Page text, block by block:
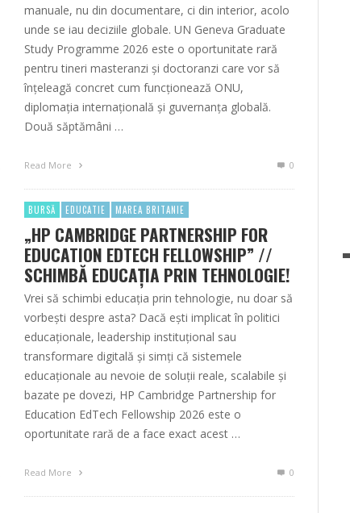
manuale, nu din documentare, ci din interior, acolo
unde se iau deciziile globale. UN Geneva Graduate
Study Programme 2026 este o oportunitate rară
pentru tineri masteranzi și doctoranzi care vor să
înțeleagă concret cum funcționează ONU,
diplomația internațională și guvernanța globală.
Două săptămâni …
Read More 0
BURSĂ EDUCATIE MAREA BRITANIE
„HP CAMBRIDGE PARTNERSHIP FOR
EDUCATION EDTECH FELLOWSHIP” //
SCHIMBĂ EDUCAȚIA PRIN TEHNOLOGIE!
Vrei să schimbi educația prin tehnologie, nu doar să
vorbești despre asta? Dacă ești implicat în politici
educaționale, leadership instituțional sau
transformare digitală și simți că sistemele
educaționale au nevoie de soluții reale, scalabile și
bazate pe dovezi, HP Cambridge Partnership for
Education EdTech Fellowship 2026 este o
oportunitate rară de a face exact acest …
Read More 0